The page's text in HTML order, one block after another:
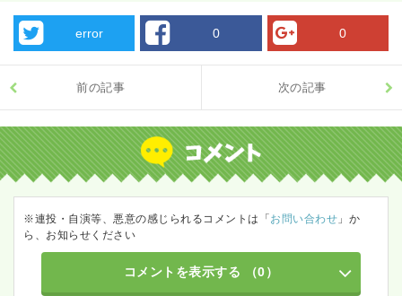
error 0 0
前の記事 次の記事
※連投・自演等、悪意の感じられるコメントは「 お問い合わせ 」か
ら、お知らせください
コメントを表示する （0）